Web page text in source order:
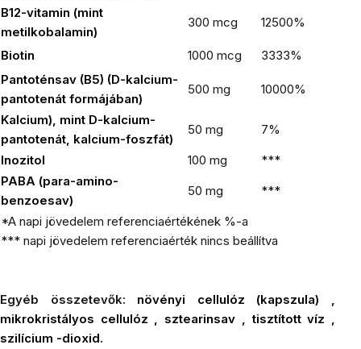
B12-vitamin (mint
metilkobalamin)
300 mcg 12500%
Biotin 1000 mcg
3333%
Pantoténsav (B5) (D-kalcium-
pantotenát formájában)
500 mg
10000%
Kalcium), mint D-kalcium-
pantotenát, kalcium-foszfát)
50 mg
7%
Inozitol
100 mg
***
PABA (para-amino-
benzoesav)
50 mg
***
*A napi jövedelem referenciaértékének %-a
*** napi jövedelem referenciaérték nincs beállítva
Egyéb összetevők: növényi cellulóz (kapszula) ,
mikrokristályos cellulóz , sztearinsav ,tisztított víz ,
szilícium -dioxid.